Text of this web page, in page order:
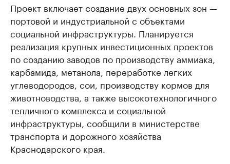
Проект включает создание двух основных зон —
портовой и индустриальной с объектами
социальной инфраструктуры. Планируется
реализация крупных инвестиционных проектов
по созданию заводов по производству аммиака,
карбамида, метанола, переработке легких
углеводородов, сои, производству кормов для
животноводства, а также высокотехнологичного
тепличного комплекса и социальной
инфраструктуры, сообщили в министерстве
транспорта и дорожного хозяйства
Краснодарского края.